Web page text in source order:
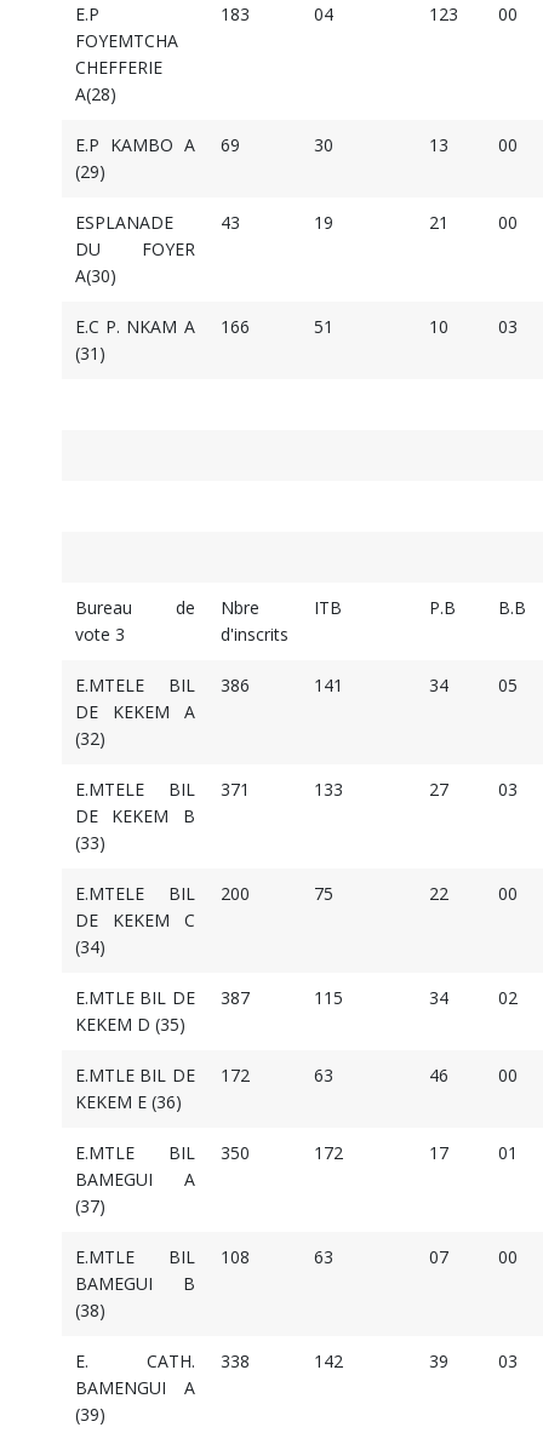
E.P
FOYEMTCHA
CHEFFERIE
A(28)
183 04 123 00
E.P KAMBO A
(29)
69 30 13 00
ESPLANADE
DU FOYER
A(30)
43 19 21 00
E.C P. NKAM A
(31)
166 51 10 03
Bureau de
vote 3
Nbre
d'inscrits
ITB P.B B.B
E.MTELE BIL
DE KEKEM A
(32)
386 141 34 05
E.MTELE BIL
DE KEKEM B
(33)
371 133 27 03
E.MTELE BIL
DE KEKEM C
(34)
200 75 22 00
E.MTLE BIL DE
KEKEM D (35)
387 115 34 02
E.MTLE BIL DE
KEKEM E (36)
172 63 46 00
E.MTLE BIL
BAMEGUI A
(37)
350 172 17 01
E.MTLE BIL
BAMEGUI B
(38)
108 63 07 00
E. CATH.
BAMENGUI A
(39)
338 142 39 03